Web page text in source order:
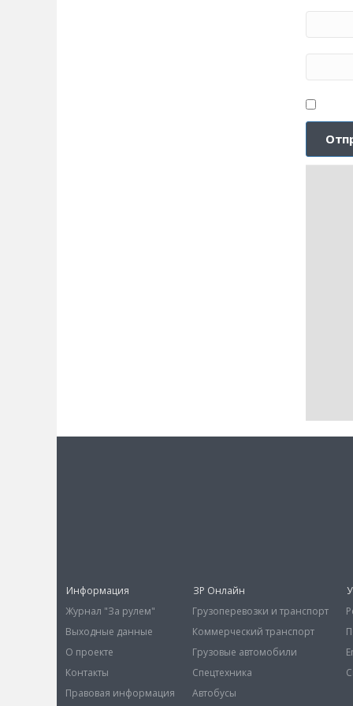
Информация
Журнал "За рулем"
Выходные данные
О проекте
Контакты
Правовая информация
ЗР Онлайн
Грузоперевозки и транспорт
Коммерческий транспорт
Грузовые автомобили
Спецтехника
Автобусы